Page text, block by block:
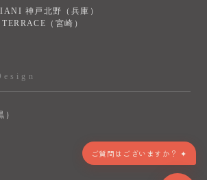
神戸北野（兵庫）
（宮崎）
> VIEW MORE
ご質問はございますか？ ✦